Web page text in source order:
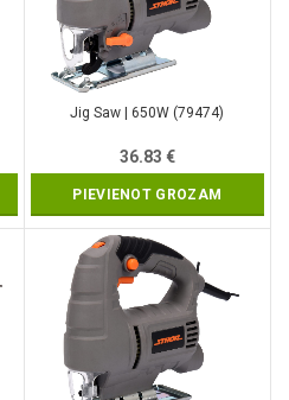
Jig Saw | 650W (79474)
36.83 €
PIEVIENOT GROZAM